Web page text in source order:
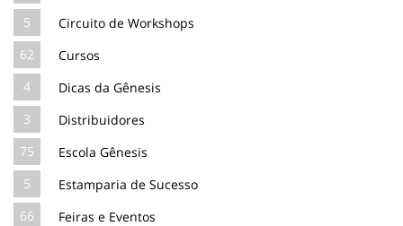
5
Circuito de Workshops
62
Cursos
4
Dicas da Gênesis
3
Distribuidores
75
Escola Gênesis
5
Estamparia de Sucesso
66
Feiras e Eventos